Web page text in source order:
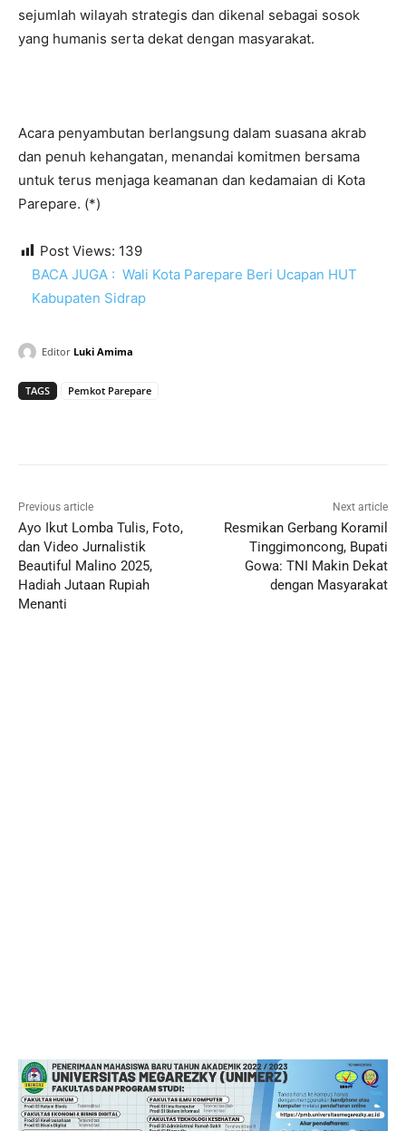
sejumlah wilayah strategis dan dikenal sebagai sosok
yang humanis serta dekat dengan masyarakat.
Acara penyambutan berlangsung dalam suasana akrab
dan penuh kehangatan, menandai komitmen bersama
untuk terus menjaga keamanan dan kedamaian di Kota
Parepare. (*)
Post Views: 139
BACA JUGA : Wali Kota Parepare Beri Ucapan HUT
Kabupaten Sidrap
Editor Luki Amima
TAGS Pemkot Parepare
Previous article
Ayo Ikut Lomba Tulis, Foto,
dan Video Jurnalistik
Beautiful Malino 2025,
Hadiah Jutaan Rupiah
Menanti
Next article
Resmikan Gerbang Koramil
Tinggimoncong, Bupati
Gowa: TNI Makin Dekat
dengan Masyarakat